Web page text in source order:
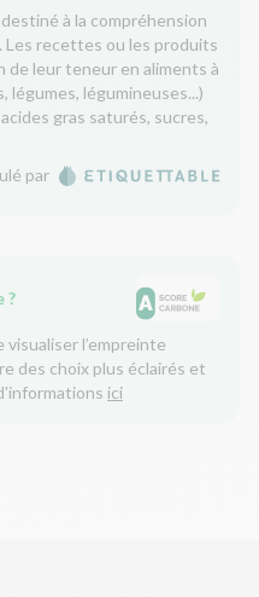
à la compréhension
recettes ou les produits
de leur teneur en aliments à
légumineuses...)
gras saturés, sucres,
par
?
l’empreinte
des choix plus éclairés et
ici